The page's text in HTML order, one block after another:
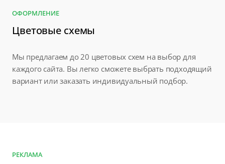
ОФОРМЛЕНИЕ
Цветовые схемы
Мы предлагаем до 20 цветовых схем на выбор для
каждого сайта. Вы легко сможете выбрать подходящий
вариант или заказать индивидуальный подбор.
РЕКЛАМА